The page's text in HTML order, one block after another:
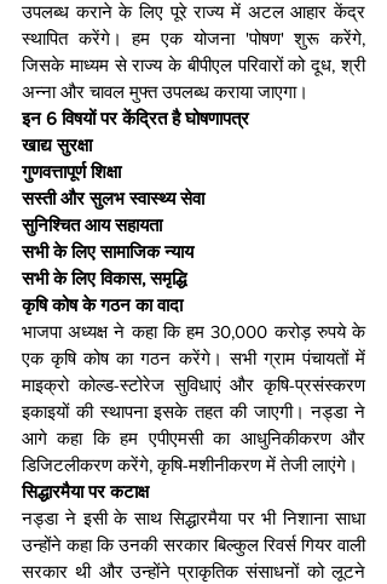
उपलब्ध कराने के लिए पूरे राज्य में अटल आहार केंद्र
स्थापित करेंगे। हम एक योजना 'पोषण' शुरू करेंगे,
जिसके माध्यम से राज्य के बीपीएल परिवारों को दूध, श्री
अन्ना और चावल मुफ्त उपलब्ध कराया जाएगा।
इन 6 विषयों पर केंद्रित है घोषणापत्र
खाद्य सुरक्षा
गुणवत्तापूर्ण शिक्षा
सस्ती और सुलभ स्वास्थ्य सेवा
सुनिश्चित आय सहायता
सभी के लिए सामाजिक न्याय
सभी के लिए विकास, समृद्धि
कृषि कोष के गठन का वादा
भाजपा अध्यक्ष ने कहा कि हम 30,000 करोड़ रुपये के
एक कृषि कोष का गठन करेंगे। सभी ग्राम पंचायतों में
माइक्रो कोल्ड-स्टोरेज सुविधाएं और कृषि-प्रसंस्करण
इकाइयों की स्थापना इसके तहत की जाएगी। नड्डा ने
आगे कहा कि हम एपीएमसी का आधुनिकीकरण और
डिजिटलीकरण करेंगे, कृषि-मशीनीकरण में तेजी लाएंगे।
सिद्धारमैया पर कटाक्ष
नड्डा ने इसी के साथ सिद्धारमैया पर भी निशाना साधा
उन्होंने कहा कि उनकी सरकार बिल्कुल रिवर्स गियर वाली
सरकार थी और उन्होंने प्राकृतिक संसाधनों को लूटने